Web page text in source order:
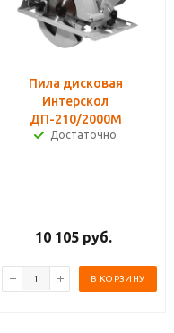
Пила дисковая
Интерскол
ДП-210/2000М
Достаточно
10 105 руб.
В КОРЗИНУ